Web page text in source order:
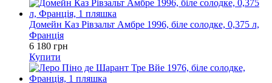
Домейн Каз Рівзальт Амбре 1996, біле солодке, 0,375 л,
Франція
6 180 грн
Купити